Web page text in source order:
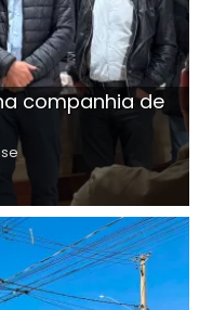
companhia de